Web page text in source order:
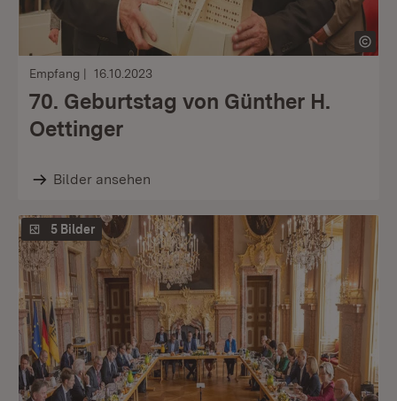
Empfang 16.10.2023
70. Geburtstag von Günther H.
Oettinger
Bilder ansehen
5 Bilder